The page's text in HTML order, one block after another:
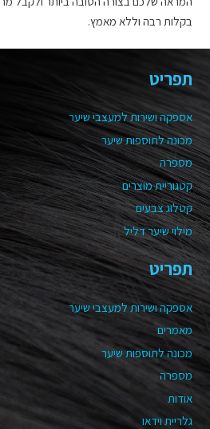
בקלות רבה וללא מאמץ.
תפריט
אספקה ושירות למעצבי שיער
מכונה לתוספות שיער
מספרה
קטגוריית מוצרים
קטלוג צבעים
מילוי שיער דליל
תפריט
אספקה ושירות למעצבי שיער
מאמרים
מכונה לתוספות שיער
מספרה
אודות
גלריית וידאו